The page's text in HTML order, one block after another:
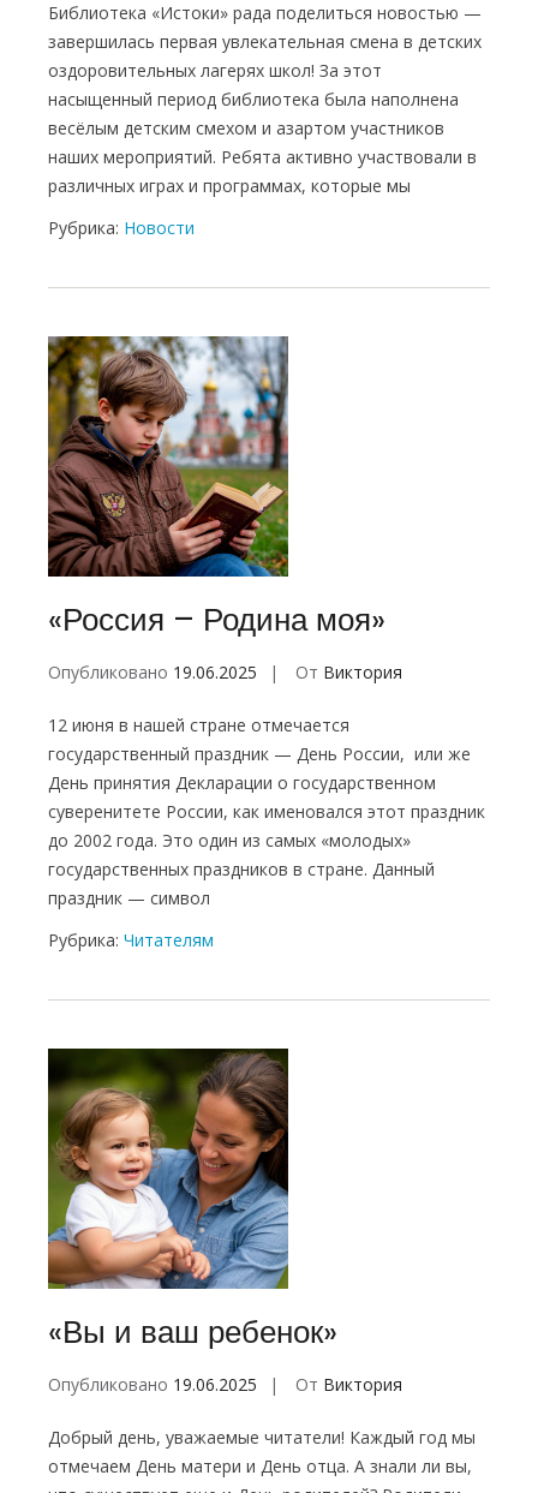
Библиотека «Истоки» рада поделиться новостью —
завершилась первая увлекательная смена в детских
оздоровительных лагерях школ! За этот
насыщенный период библиотека была наполнена
весёлым детским смехом и азартом участников
наших мероприятий. Ребята активно участвовали в
различных играх и программах, которые мы
Рубрика: Новости
«Россия – Родина моя»
Опубликовано 19.06.2025 От Виктория
12 июня в нашей стране отмечается
государственный праздник — День России, или же
День принятия Декларации о государственном
суверенитете России, как именовался этот праздник
до 2002 года. Это один из самых «молодых»
государственных праздников в стране. Данный
праздник — символ
Рубрика: Читателям
«Вы и ваш ребенок»
Опубликовано 19.06.2025 От Виктория
Добрый день, уважаемые читатели! Каждый год мы
отмечаем День матери и День отца. А знали ли вы,